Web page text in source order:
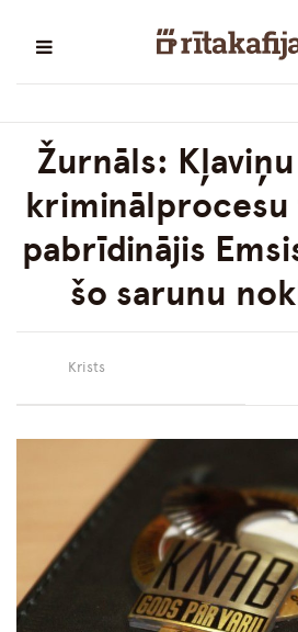
Žurnāls:
pabrīdinājis
šo sarunu
Krists